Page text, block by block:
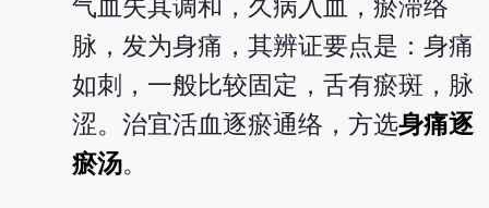
气血失其调和，久病入血，瘀滞络
脉，发为身痛，其辨证要点是：身痛
如刺，一般比较固定，舌有瘀斑，脉
涩。治宜活血逐瘀通络，方选身痛逐
瘀汤。